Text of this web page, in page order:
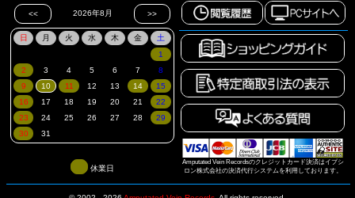
Amputated Vein Recordsのクレジットカード決済はイプシ
ロン株式会社の決済代行システムを利用しております。
休業日